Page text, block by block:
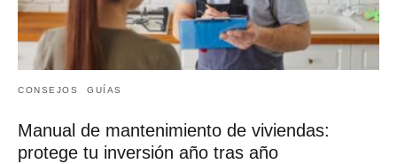
CONSEJOS GUÍAS
Manual de mantenimiento de viviendas:
protege tu inversión año tras año